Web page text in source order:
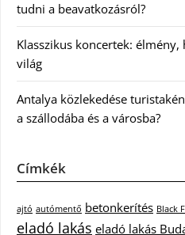
tudni a beavatkozásról?
Klasszikus koncertek:
világ
Antalya közlekedése
a szállodába és a városba?
Címkék
ajtó autómentő betonkerítés Black
eladó lakás eladó lakás